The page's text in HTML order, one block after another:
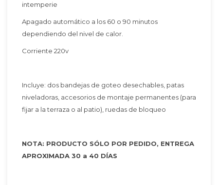
intemperie
Apagado automático a los 60 o 90 minutos
dependiendo del nivel de calor.
Corriente 220v
Incluye: dos bandejas de goteo desechables, patas
niveladoras, accesorios de montaje permanentes (para
fijar a la terraza o al patio), ruedas de bloqueo
NOTA: PRODUCTO SÓLO POR PEDIDO, ENTREGA
APROXIMADA 30 a 40 DÍAS